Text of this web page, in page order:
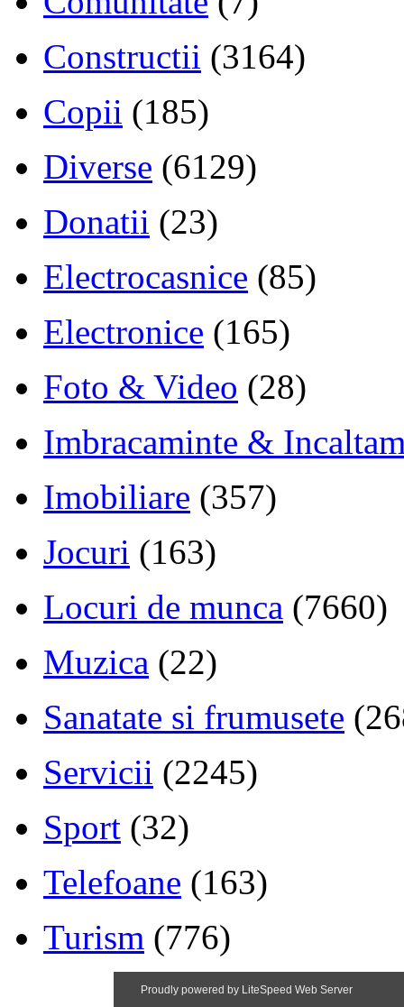
Constructii (3164)
Copii (185)
Diverse (6129)
Donatii (23)
Electrocasnice (85)
Electronice (165)
Foto & Video (28)
Imbracaminte &
Imobiliare (357)
Jocuri (163)
Locuri de munca (7660)
Muzica (22)
Sanatate si frumusete
Servicii (2245)
Sport (32)
Telefoane (163)
Turism (776)